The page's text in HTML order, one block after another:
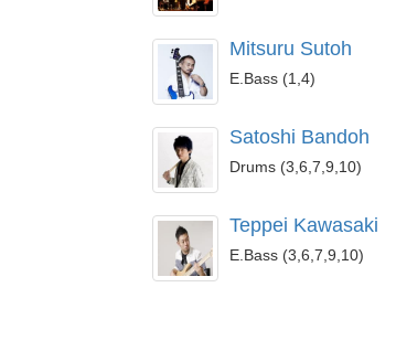
Mitsuru Sutoh
E.Bass (1,4)
Satoshi Bandoh
Drums (3,6,7,9,10)
Teppei Kawasaki
E.Bass (3,6,7,9,10)